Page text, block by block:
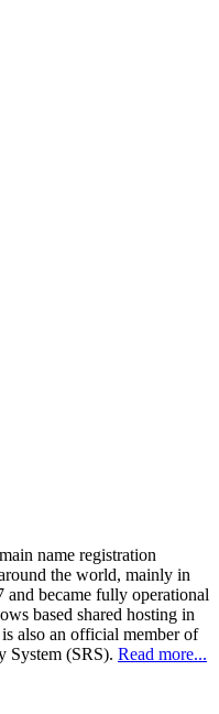
name registration
the world, mainly in
became fully operational
based shared hosting in
also an official member of
System (SRS). Read more...